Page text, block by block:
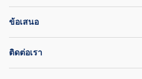
ข้อเสนอ
ติดต่อเรา